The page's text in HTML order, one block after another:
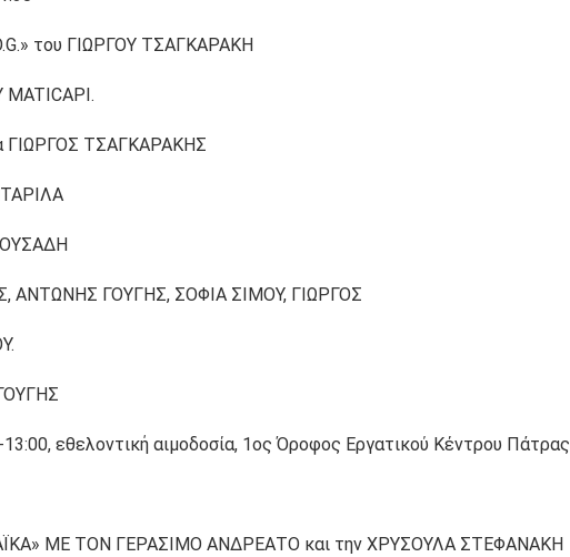
του ΓΙΩΡΓΟΥ ΤΣΑΓΚΑΡΑΚΗ
ΓΙΩΡΓΟΣ ΤΣΑΓΚΑΡΑΚΗΣ
ΑΝΤΩΝΗΣ ΓΟΥΓΗΣ, ΣΟΦΙΑ ΣΙΜΟΥ, ΓΙΩΡΓΟΣ
εθελοντική αιμοδοσία, 1ος Όροφος Εργατικού Κέντρου Πάτρας
ΜΕ ΤΟΝ ΓΕΡΑΣΙΜΟ ΑΝΔΡΕΑΤΟ και την ΧΡΥΣΟΥΛΑ ΣΤΕΦΑΝΑΚΗ